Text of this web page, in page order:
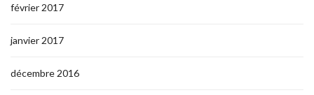
février 2017
janvier 2017
décembre 2016